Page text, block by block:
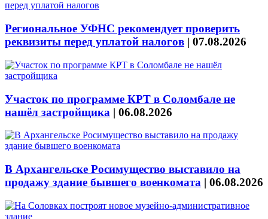
Региональное УФНС рекомендует проверить
реквизиты перед уплатой налогов | 07.08.2026
Участок по программе КРТ в Соломбале не
нашёл застройщика | 06.08.2026
В Архангельске Росимущество выставило на
продажу здание бывшего военкомата | 06.08.2026